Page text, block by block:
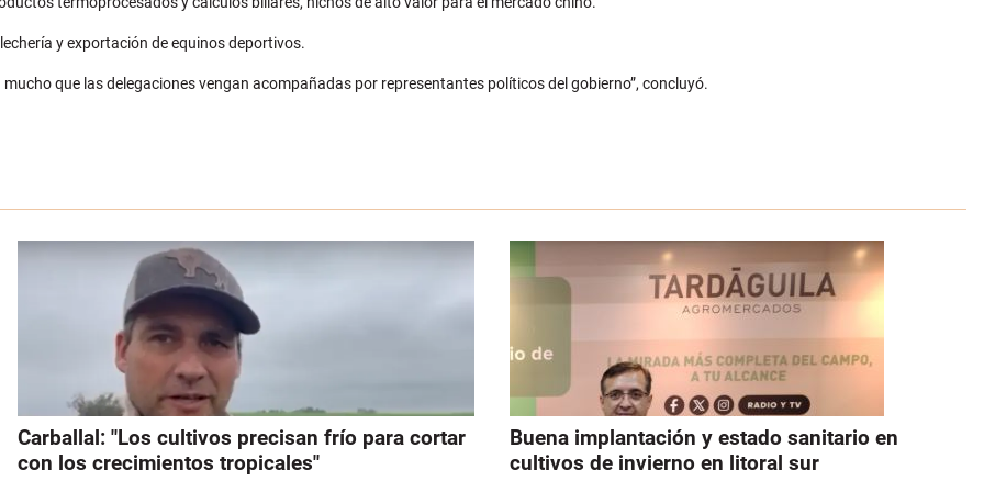
y exportación de equinos deportivos.
que las delegaciones vengan acompañadas por representantes políticos del gobierno”, concluyó.
Carballal: "Los cultivos precisan frío para cortar
con los crecimientos tropicales"
Buena implantación y estado sanitario en
cultivos de invierno en litoral sur